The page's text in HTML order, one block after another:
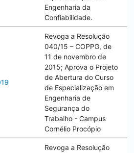
Engenharia da
Confiabilidade.
Revoga a Resolução
040/15 – COPPG, de
11 de novembro de
2015; Aprova o Projeto
de Abertura do Curso
de Especialização em
Engenharia de
Segurança do
Trabalho - Campus
Cornélio Procópio
Revoga a Resolução